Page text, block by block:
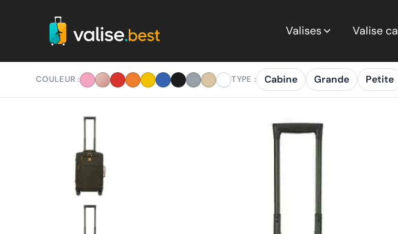
Valises Valise
COULEUR : TYPE : Cabine Grande Petite